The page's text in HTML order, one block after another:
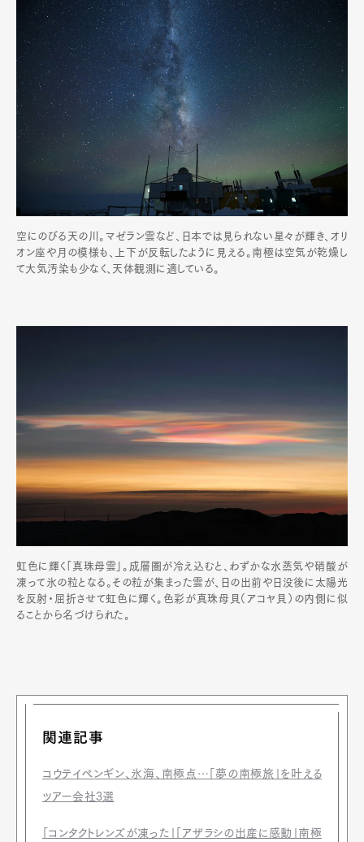
空にのびる天の川。マゼラン雲など、日本では見られない星々が輝き、オリ
オン座や月の模様も、上下が反転したように見える。南極は空気が乾燥し
て大気汚染も少なく、天体観測に適している。
虹色に輝く「真珠母雲」。成層圏が冷え込むと、わずかな水蒸気や硝酸が
凍って氷の粒となる。その粒が集まった雲が、日の出前や日没後に太陽光
を反射・屈折させて虹色に輝く。色彩が真珠母貝（アコヤ貝）の内側に似
ることから名づけられた。
関連記事
コウテイペンギン、氷海、南極点…「夢の南極旅」を叶える
ツアー会社3選
「コンタクトレンズが凍った」「アザラシの出産に感動」南極